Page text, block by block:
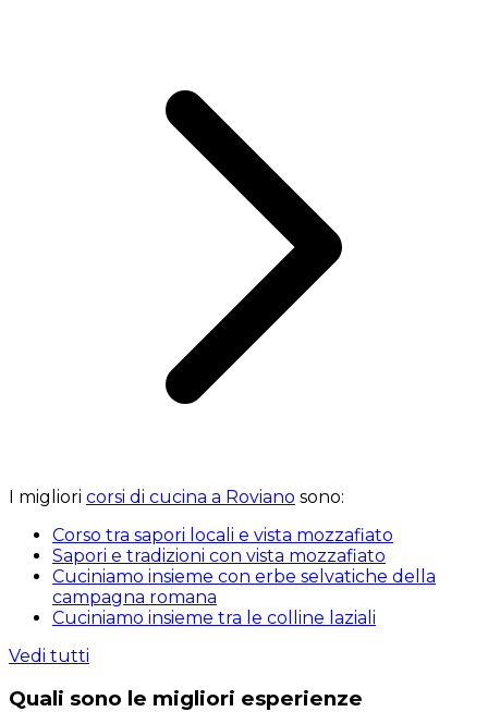
I migliori corsi di cucina a Roviano sono:
Corso tra sapori locali e vista mozzafiato
Sapori e tradizioni con vista mozzafiato
Cuciniamo insieme con erbe selvatiche della
campagna romana
Cuciniamo insieme tra le colline laziali
Vedi tutti
Quali sono le migliori esperienze